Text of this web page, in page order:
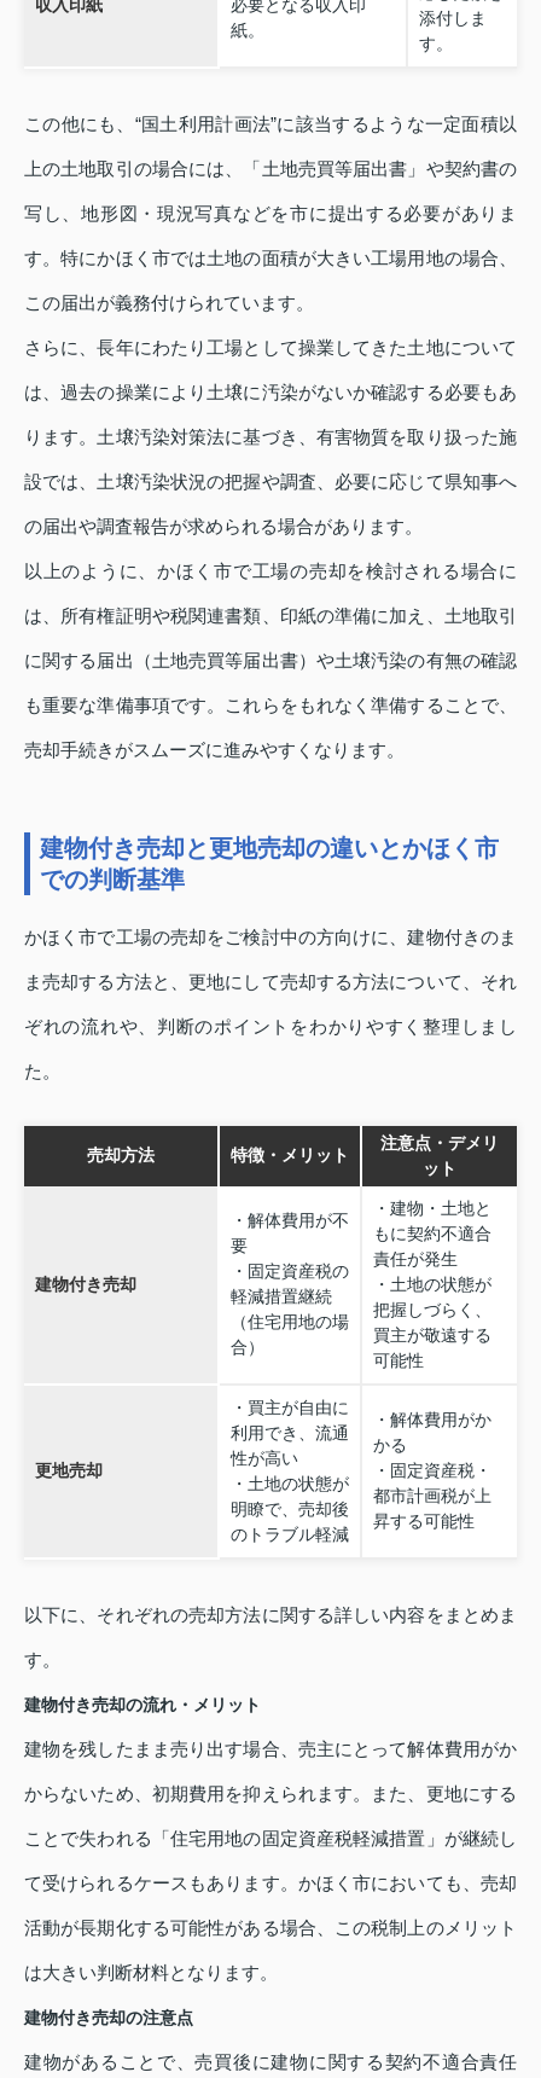
収入印紙
必要となる収入印
紙。
添付しま
す。
この他にも、“国土利用計画法”に該当するような一定面積以
上の土地取引の場合には、「土地売買等届出書」や契約書の
写し、地形図・現況写真などを市に提出する必要がありま
す。特にかほく市では土地の面積が大きい工場用地の場合、
この届出が義務付けられています。
さらに、長年にわたり工場として操業してきた土地について
は、過去の操業により土壌に汚染がないか確認する必要もあ
ります。土壌汚染対策法に基づき、有害物質を取り扱った施
設では、土壌汚染状況の把握や調査、必要に応じて県知事へ
の届出や調査報告が求められる場合があります。
以上のように、かほく市で工場の売却を検討される場合に
は、所有権証明や税関連書類、印紙の準備に加え、土地取引
に関する届出（土地売買等届出書）や土壌汚染の有無の確認
も重要な準備事項です。これらをもれなく準備することで、
売却手続きがスムーズに進みやすくなります。
建物付き売却と更地売却の違いとかほく市
での判断基準
かほく市で工場の売却をご検討中の方向けに、建物付きのま
ま売却する方法と、更地にして売却する方法について、それ
ぞれの流れや、判断のポイントをわかりやすく整理しまし
た。
売却方法 特徴・メリット
注意点・デメリ
ット
建物付き売却
・解体費用が不
要
・固定資産税の
軽減措置継続
（住宅用地の場
合）
・建物・土地と
もに契約不適合
責任が発生
・土地の状態が
把握しづらく、
買主が敬遠する
可能性
更地売却
・買主が自由に
利用でき、流通
性が高い
・土地の状態が
明瞭で、売却後
のトラブル軽減
・解体費用がか
かる
・固定資産税・
都市計画税が上
昇する可能性
以下に、それぞれの売却方法に関する詳しい内容をまとめま
す。
建物付き売却の流れ・メリット
建物を残したまま売り出す場合、売主にとって解体費用がか
からないため、初期費用を抑えられます。また、更地にする
ことで失われる「住宅用地の固定資産税軽減措置」が継続し
て受けられるケースもあります。かほく市においても、売却
活動が長期化する可能性がある場合、この税制上のメリット
は大きい判断材料となります。
建物付き売却の注意点
建物があることで、売買後に建物に関する契約不適合責任